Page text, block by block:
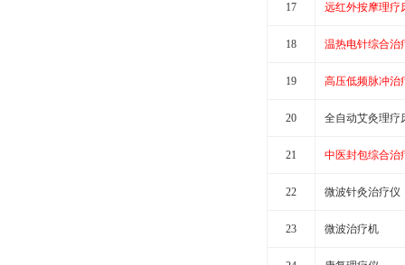
17 远红外按摩理疗
18 温热电针综合治
19 高压低频脉冲治
20 全自动艾灸理疗
21 中医封包综合治
22 微波针灸治疗仪
23 微波治疗机